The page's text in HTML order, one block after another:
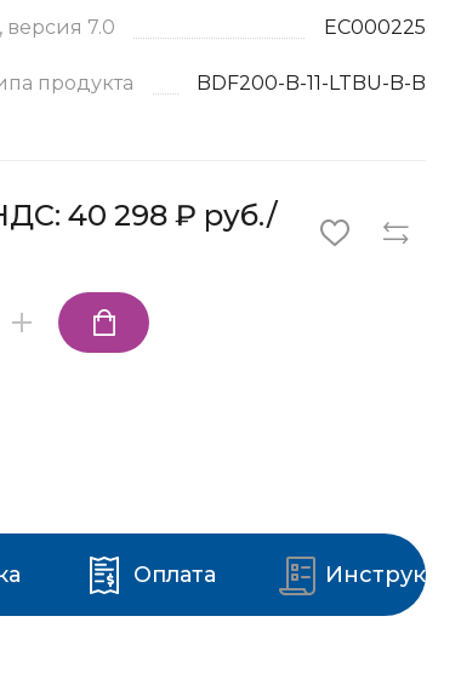
7.0 EC000225
продукта BDF200-B-11-LTBU-B-B
40 298 ₽ руб./
Оплата Инструкции